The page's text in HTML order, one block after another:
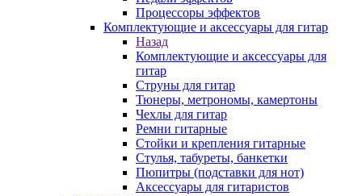
Процессоры эффектов
Комплектующие и аксессуары для гитар
Назад
Комплектующие и аксессуары для
гитар
Струны для гитар
Тюнеры, метрономы, камертоны
Чехлы для гитар
Ремни гитарные
Стойки и крепления гитарные
Стулья, табуреты, банкетки
Пюпитры (подставки для нот)
Аксессуары для гитаристов